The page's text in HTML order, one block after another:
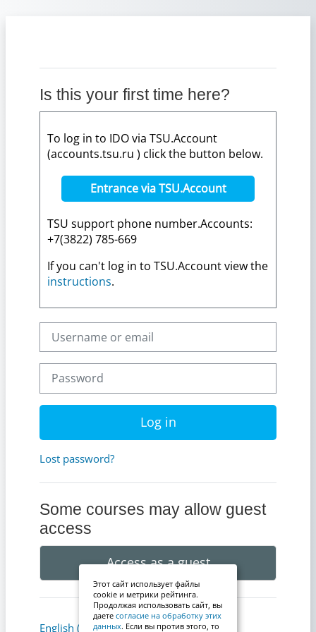
Is this your first time here?
To log in to IDO via TSU.Account
(accounts.tsu.ru ) click the button below.
Entrance via TSU.Account
TSU support phone number.Accounts:
+7(3822) 785-669
If you can't log in to TSU.Account view the
instructions.
Log in
Lost password?
Some courses may allow guest
access
Access as a guest
English ‎(en)‎ Cookies notice
Этот сайт использует файлы
cookie и метрики рейтинга.
Продолжая использовать сайт, вы
даете согласие на обработку этих
данных. Если вы против этого, то